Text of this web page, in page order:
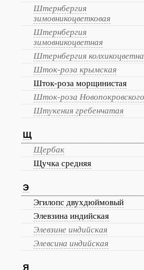
Штернбергия
зимовникоцветковая
Штернбергия
зимовникоцветная
Штернбергия
Шток-роза крымская
Шток-роза морщинистая
Шток-роза Новопокровского
Штукения гребенчатая
Щ
Щербак
Щучка средняя
Э
Эгилопс двухдюймовый
Элевзина индийская
Элевзине индийская
Элевсина индийская
Я